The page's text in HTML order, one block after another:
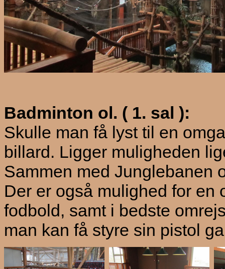
Badminton ol. ( 1. sal ):
Skulle man få lyst til en
billard. Ligger muligheden
Sammen med Junglebanen
Der er også mulighed for en
fodbold, samt i bedste
man kan få styre sin pistol